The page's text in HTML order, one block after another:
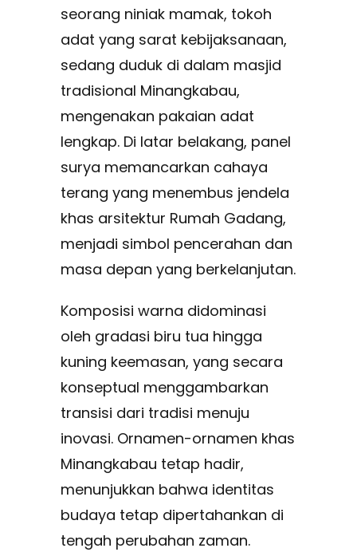
seorang niniak mamak, tokoh
adat yang sarat kebijaksanaan,
sedang duduk di dalam masjid
tradisional Minangkabau,
mengenakan pakaian adat
lengkap. Di latar belakang, panel
surya memancarkan cahaya
terang yang menembus jendela
khas arsitektur Rumah Gadang,
menjadi simbol pencerahan dan
masa depan yang berkelanjutan.
Komposisi warna didominasi
oleh gradasi biru tua hingga
kuning keemasan, yang secara
konseptual menggambarkan
transisi dari tradisi menuju
inovasi. Ornamen-ornamen khas
Minangkabau tetap hadir,
menunjukkan bahwa identitas
budaya tetap dipertahankan di
tengah perubahan zaman.